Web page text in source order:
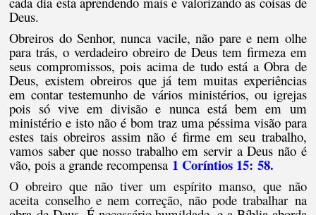
Deus.
Obreiros do Senhor, nunca vacile, não pare e nem olhe
para trás, o verdadeiro obreirode Deus tem firmeza em
seus compromissos, pois acima de tudo está a Obra de
Deus, existem obreiros que já tem muitas experiências
em contar testemunho de vários ministérios, ou igrejas
pois só vive em divisão e nunca está bem em um
ministério e isto não é bom traz uma péssima visão para
estes tais obreiros assim não é firme em seu trabalho,
vamos saber que nosso trabalho em servir a Deus não é
vão, pois a grande recompensa 1 Coríntios 15:58.
O obreiro que não tiver um espírito manso, que não
aceita conselho e nem correção, não pode trabalhar na